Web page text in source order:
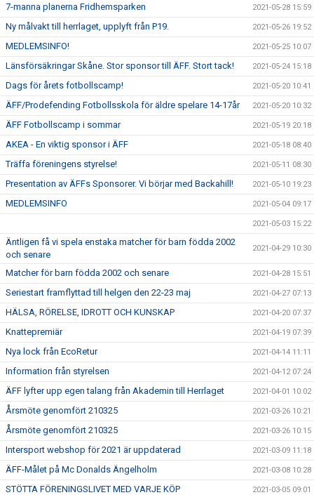
7-manna planerna Fridhemsparken 2021-05-28 15:59
Ny målvakt till herrlaget, upplyft från P19. 2021-05-26 19:52
MEDLEMSINFO! 2021-05-25 10:07
Länsförsäkringar Skåne. Stor sponsor till ÄFF. Stort tack! 2021-05-24 15:18
Dags för årets fotbollscamp! 2021-05-20 10:41
ÄFF/Prodefending Fotbollsskola för äldre spelare 14-17år 2021-05-20 10:32
ÄFF Fotbollscamp i sommar 2021-05-19 20:18
AKEA - En viktig sponsor i ÄFF 2021-05-18 08:40
Träffa föreningens styrelse! 2021-05-11 08:30
Presentation av ÄFFs Sponsorer. Vi börjar med Backahill! 2021-05-10 19:23
MEDLEMSINFO 2021-05-04 09:17
2021-05-03 15:22
Äntligen få vi spela enstaka matcher för barn födda 2002
och senare
2021-04-29 10:30
Matcher för barn födda 2002 och senare 2021-04-28 15:51
Seriestart framflyttad till helgen den 22-23 maj 2021-04-27 07:13
HÄLSA, RÖRELSE, IDROTT OCH KUNSKAP 2021-04-20 07:37
Knattepremiär 2021-04-19 07:39
Nya lock från EcoRetur 2021-04-14 11:11
Information från styrelsen 2021-04-12 07:24
ÄFF lyfter upp egen talang från Akademin till Herrlaget 2021-04-01 10:02
Årsmöte genomfört 210325 2021-03-26 10:21
Årsmöte genomfört 210325 2021-03-26 10:15
Intersport webshop för 2021 är uppdaterad 2021-03-09 11:18
ÄFF-Målet på Mc Donalds Ängelholm 2021-03-08 10:28
STÖTTA FÖRENINGSLIVET MED VARJE KÖP 2021-03-05 09:01